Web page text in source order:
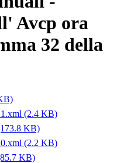
Avcp ora
32 della
(2.4 KB)
KB)
(2.2 KB)
KB)